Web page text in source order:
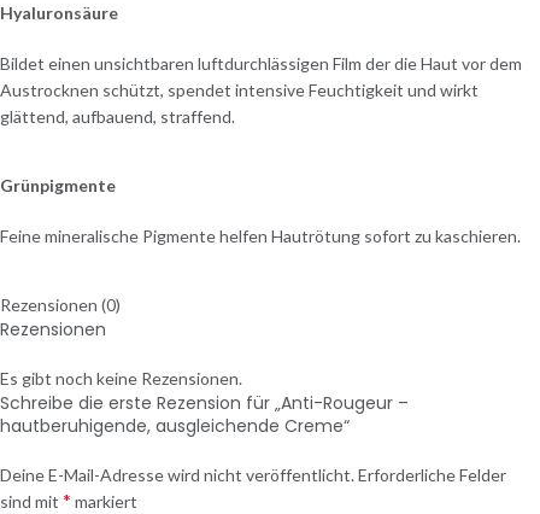
Hyaluronsäure
Bildet einen unsichtbaren luftdurchlässigen Film der die Haut vor dem
Austrocknen schützt, spendet intensive Feuchtigkeit und wirkt
glättend, aufbauend, straffend.
Grünpigmente
Feine mineralische Pigmente helfen Hautrötung sofort zu kaschieren.
Rezensionen (0)
Rezensionen
Es gibt noch keine Rezensionen.
Schreibe die erste Rezension für „Anti-Rougeur –
hautberuhigende, ausgleichende Creme“
Deine E-Mail-Adresse wird nicht veröffentlicht.Erforderliche Felder
sind mit * markiert